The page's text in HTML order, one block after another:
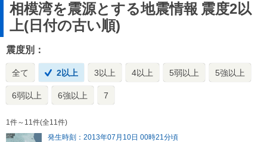
相模湾を震源とする地震情報 震度2以
上(日付の古い順)
震度別：
全て 2以上 3以上 4以上 5弱以上 5強以上
6弱以上 6強以上 7
1件～11件(全11件)
発生時刻：2013年07月10日 00時21分頃